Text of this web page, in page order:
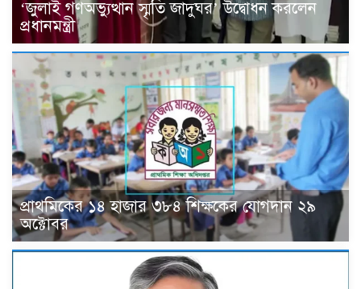
‘জুলাই গণঅভ্যুত্থান স্মৃতি জাদুঘর’ উদ্বোধন করলেন
প্রধানমন্ত্রী
প্রাথমিকের ১৪ হাজার ৩৮৪ শিক্ষকের যোগদান ২৯
অক্টোবর